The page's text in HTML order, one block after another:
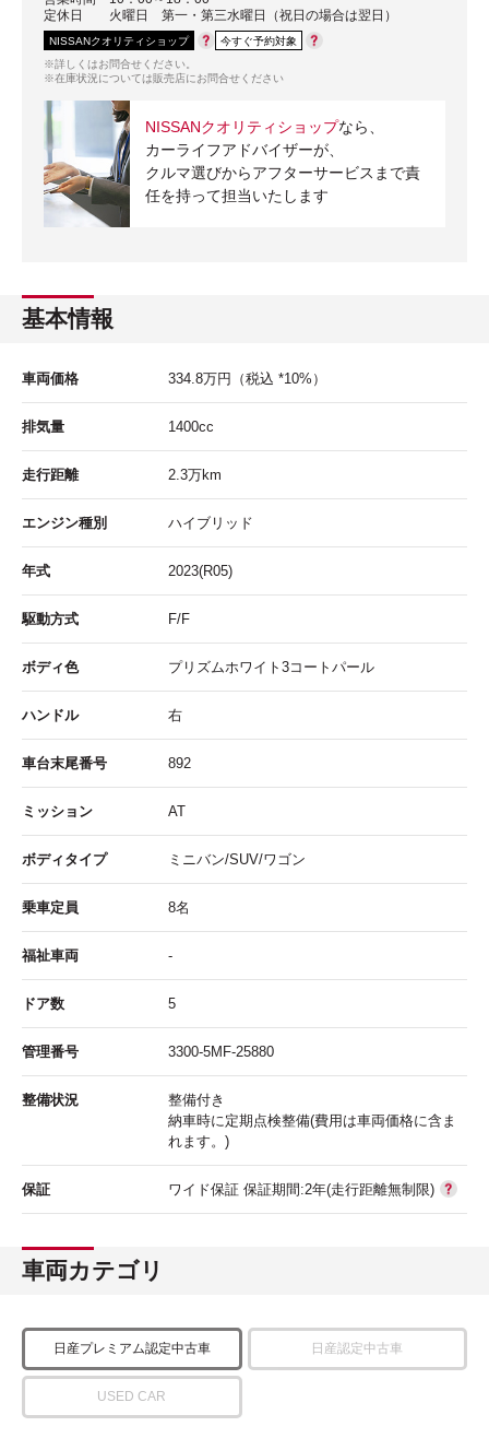
定休日
火曜日 第一・第三水曜日（祝日の場合は翌日）
NISSANクオリティショップ
今すぐ予約対象
※詳しくはお問合せください。
※在庫状況については販売店にお問合せください
NISSANクオリティショップなら、
カーライフアドバイザーが、
クルマ選びからアフターサービスまで責
任を持って担当いたします
基本情報
車両価格 334.8万円 （税込 *10%）
排気量 1400cc
走行距離 2.3万km
エンジン種別 ハイブリッド
年式 2023(R05)
駆動方式 F/F
ボディ色 プリズムホワイト3コートパール
ハンドル 右
車台末尾番号 892
ミッション AT
ボディタイプ ミニバン/SUV/ワゴン
乗車定員 8名
福祉車両 -
ドア数 5
管理番号 3300-5MF-25880
整備状況
整備付き
納車時に定期点検整備(費用は車両価格に含ま
れます。)
保証 ワイド保証 保証期間:2年(走行距離無制限)
車両カテゴリ
日産プレミアム認定中古車 日産認定中古車
USED CAR